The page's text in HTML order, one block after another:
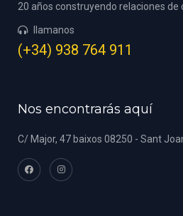
20 años construyendo relaciones de
llamanos
(+34) 938 764 911
Nos encontrarás aquí
C/ Major, 47 baixos 08250 - Sant